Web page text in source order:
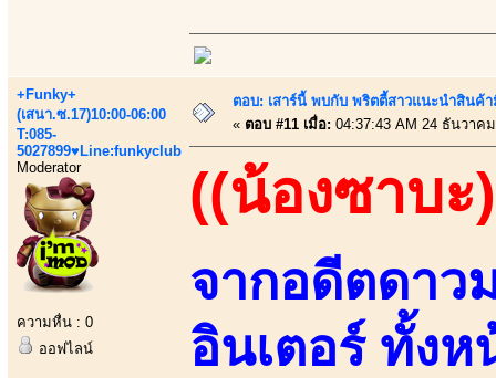
+Funky+
(เสนา.ซ.17)10:00-06:00
T:085-
5027899♥Line:funkyclub
Moderator
ความหื่น : 0
ออฟไลน์
ตอบ: เสาร์นี้ พบกับ พริตตี้สาวแนะนำสินค้
« ตอบ #11 เมื่อ: 04:37:43 AM 24 ธันวาค
((น้องซาบะ
จากอดีตดาว
อินเตอร์ ทั้งห